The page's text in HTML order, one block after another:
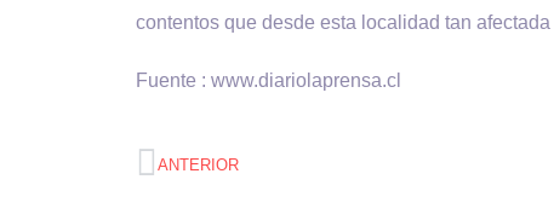
contentos que desde esta localidad tan
Fuente : www.diariolaprensa.cl
ANTERIOR